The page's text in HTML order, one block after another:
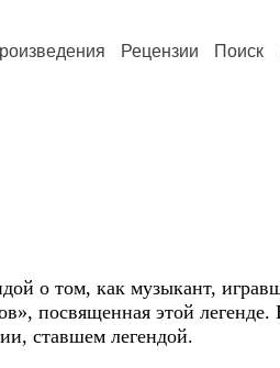
Рецензии Поиск
о том, как музыкант,
посвященная этой легенде.
ставшем легендой.